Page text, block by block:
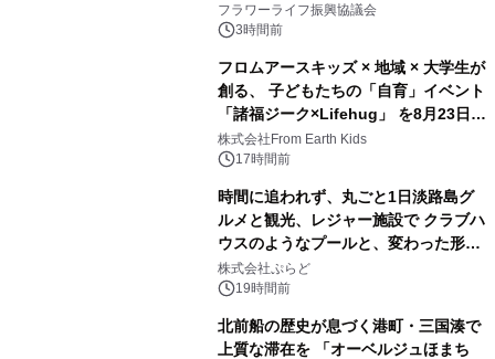
フラワーライフ振興協議会
3時間前
フロムアースキッズ × 地域 × 大学生が
創る、 子どもたちの「自育」イベント
「諸福ジーク×Lifehug」 を8月23日
(日)開催
株式会社From Earth Kids
17時間前
時間に追われず、丸ごと1日淡路島グ
ルメと観光、レジャー施設で クラブハ
ウスのようなプールと、変わった形の
サウナも 「THE BOXY AWAJI」のお
得な素泊まり連泊プランで
株式会社ぷらど
19時間前
北前船の歴史が息づく港町・三国湊で
上質な滞在を 「オーベルジュほまち